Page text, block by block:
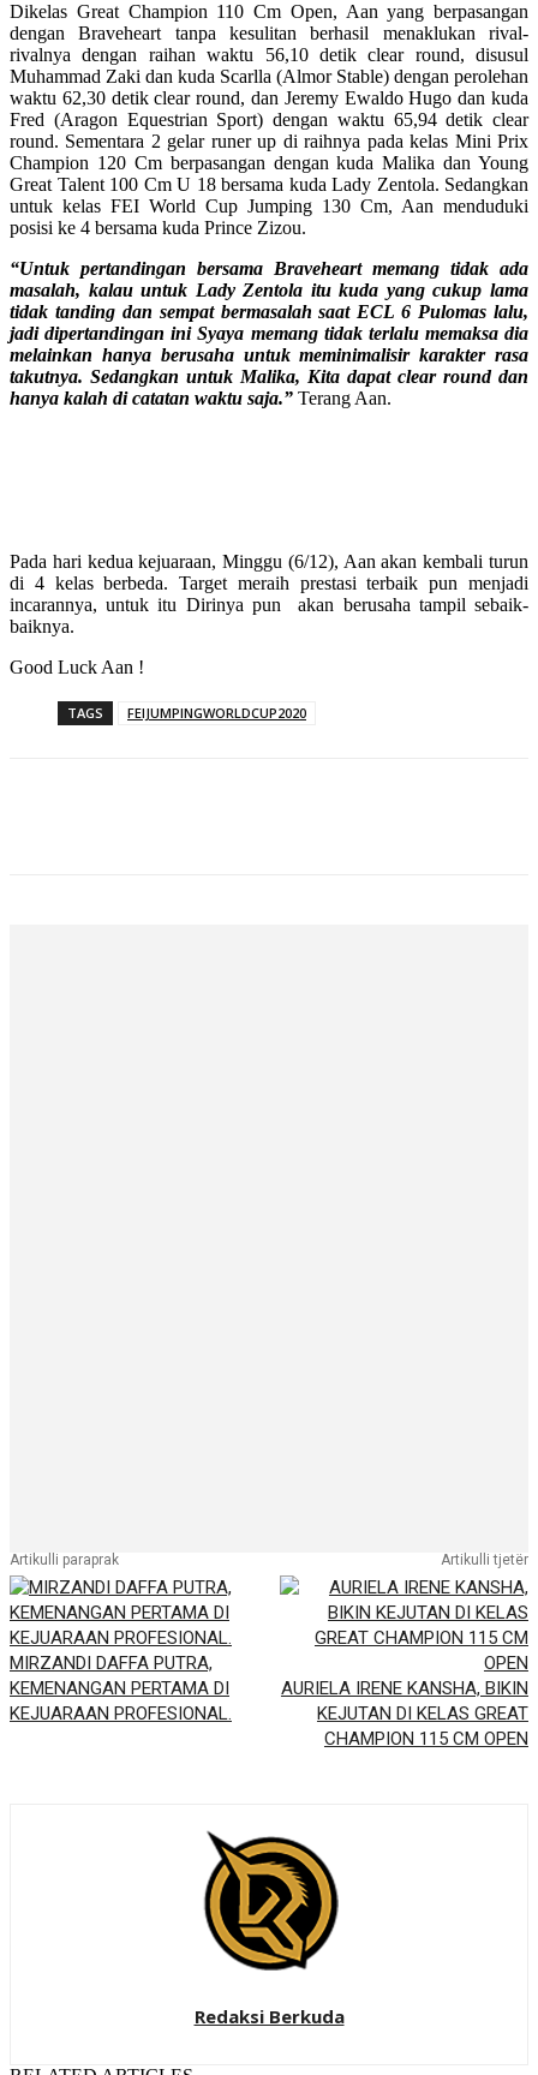
Dikelas Great Champion 110 Cm Open, Aan yang berpasangan
dengan Braveheart tanpa kesulitan berhasil menaklukan rival-
rivalnya dengan raihan waktu 56,10 detik clear round, disusul
Muhammad Zaki dan kuda Scarlla (Almor Stable) dengan perolehan
waktu 62,30 detik clear round, dan Jeremy Ewaldo Hugo dan kuda
Fred (Aragon Equestrian Sport) dengan waktu 65,94 detik clear
round. Sementara 2 gelar runer up di raihnya pada kelas Mini Prix
Champion 120 Cm berpasangan dengan kuda Malika dan Young
Great Talent 100 Cm U 18 bersama kuda Lady Zentola. Sedangkan
untuk kelas FEI World Cup Jumping 130 Cm, Aan menduduki
posisi ke 4 bersama kuda Prince Zizou.
“Untuk pertandingan bersama Braveheart memang tidak ada
masalah, kalau untuk Lady Zentola itu kuda yang cukup lama
tidak tanding dan sempat bermasalah saat ECL 6 Pulomas lalu,
jadi dipertandingan ini Syaya memang tidak terlalu memaksa dia
melainkan hanya berusaha untuk meminimalisir karakter rasa
takutnya. Sedangkan untuk Malika, Kita dapat clear round dan
hanya kalah di catatan waktu saja.” Terang Aan.
Pada hari kedua kejuaraan, Minggu (6/12), Aan akan kembali turun
di 4 kelas berbeda. Target meraih prestasi terbaik pun menjadi
incarannya, untuk itu Dirinya pun akan berusaha tampil sebaik-
baiknya.
Good Luck Aan !
TAGS FEIJUMPINGWORLDCUP2020
Artikulli paraprak
MIRZANDI DAFFA PUTRA,
KEMENANGAN PERTAMA DI
KEJUARAAN PROFESIONAL.
Artikulli tjetër
AURIELA IRENE KANSHA, BIKIN
KEJUTAN DI KELAS GREAT
CHAMPION 115 CM OPEN
Redaksi Berkuda